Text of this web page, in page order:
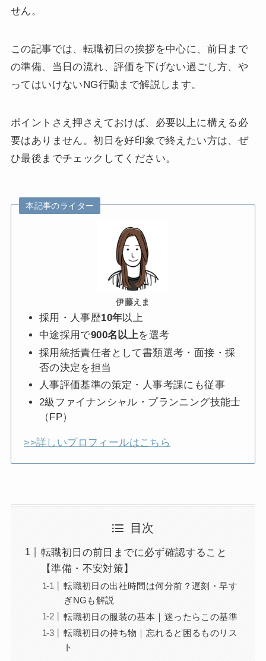
せん。
この記事では、転職初日の挨拶を中心に、前日まで
の準備、当日の流れ、評価を下げない過ごし方、や
ってはいけないNG行動まで解説します。
ポイントさえ押さえておけば、必要以上に構える必
要はありません。初日を好印象で終えたい方は、ぜ
ひ最後までチェックしてください。
本記事のライター
伊藤えま
採用・人事歴10年以上
中途採用で900名以上を選考
採用統括責任者として書類選考・面接・採
否の決定を担当
人事評価基準の策定・人事考課にも従事
2級ファイナンシャル・プランニング技能士
（FP）
>>詳しいプロフィールはこちら
目次
転職初日の前日までに必ず確認すること
【準備・不安対策】
転職初日の出社時間は何分前？遅刻・早す
ぎNGも解説
転職初日の服装の基本｜迷ったらこの基準
転職初日の持ち物｜忘れると困るものリス
ト